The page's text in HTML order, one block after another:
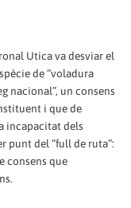
Utica va desviar el
de “voladura
nacional”, un consens
i que de
incapacitat dels
punt del “full de ruta”:
consens que